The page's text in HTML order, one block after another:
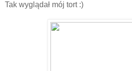
Tak wyglądał mój tort :)